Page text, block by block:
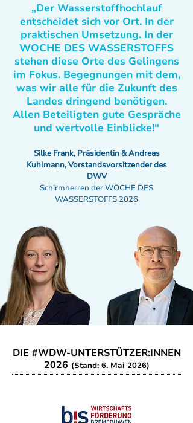
„Der Wasserstoffhochlauf
entscheidet sich vor Ort. In der
praktischen Umsetzung. In der
WOCHE DES WASSERSTOFFS
stehen diese Orte des Gelingens
im Fokus. Begegnungen mit dem,
was wir alle für die Zukunft des
Landes dringend benötigen.
Allen Beteiligten gute Gespräche
und wertvolle Einblicke!“
Silke Frank, Präsidentin & Andreas
Kuhlmann, Vorstandsvorsitzender des
DWV
Schirmherren der WOCHE DES
WASSERSTOFFS 2026
DIE #WDW-UNTERSTÜTZER:INNEN
2026 (Stand: 6. Mai 2026)